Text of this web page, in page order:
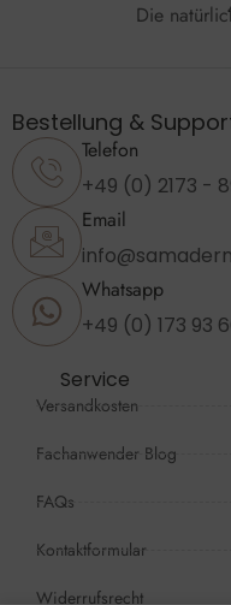
Die
Bestellung &
Telefon
+49 (0) 2173 -
Email
Whatsapp
+49 (0) 173 93
Service
Versandkosten
Fachanwender Blog
FAQs
Kontaktformular
Widerrufsrecht